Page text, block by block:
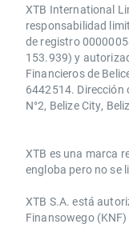
XTB International
responsabilidad
de registro
153.939) y
Financieros de
6442514. Dirección
N°2, Belize City,
​​XTB es una marca
engloba pero no se
XTB S.A.​ está
Finansowego